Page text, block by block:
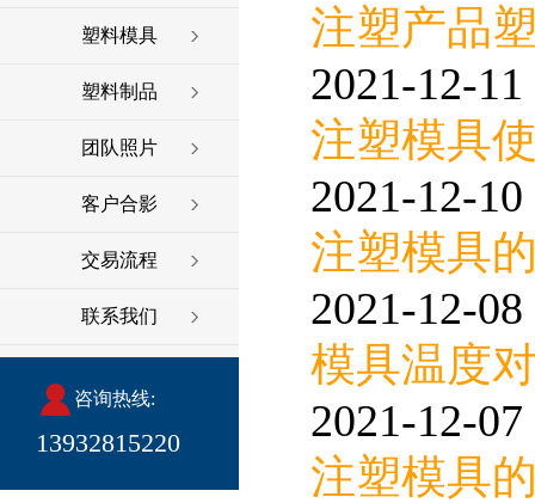
塑料模具
塑料制品
团队照片
客户合影
交易流程
联系我们
咨询热线:
13932815220
注塑产品
2021-12-
注塑模具
2021-12-
注塑模具
2021-12-
模具温度
2021-12-
注塑模具